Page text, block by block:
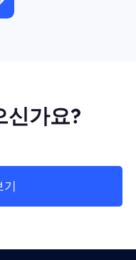
신가요?
기